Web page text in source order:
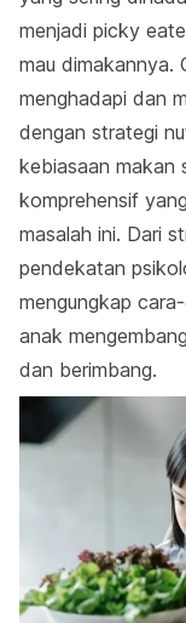
menjadi picky
mau dimakannya.
menghadapi dan
dengan strategi
kebiasaan makan
komprehensif
masalah ini. Dari
pendekatan
mengungkap
anak
dan berimbang.